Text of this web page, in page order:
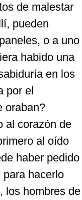
de malestar
pueden
o a uno
habido una
en los
por el
oraban?
al corazón de
al oído
haber pedido
hacerlo
los hombres de